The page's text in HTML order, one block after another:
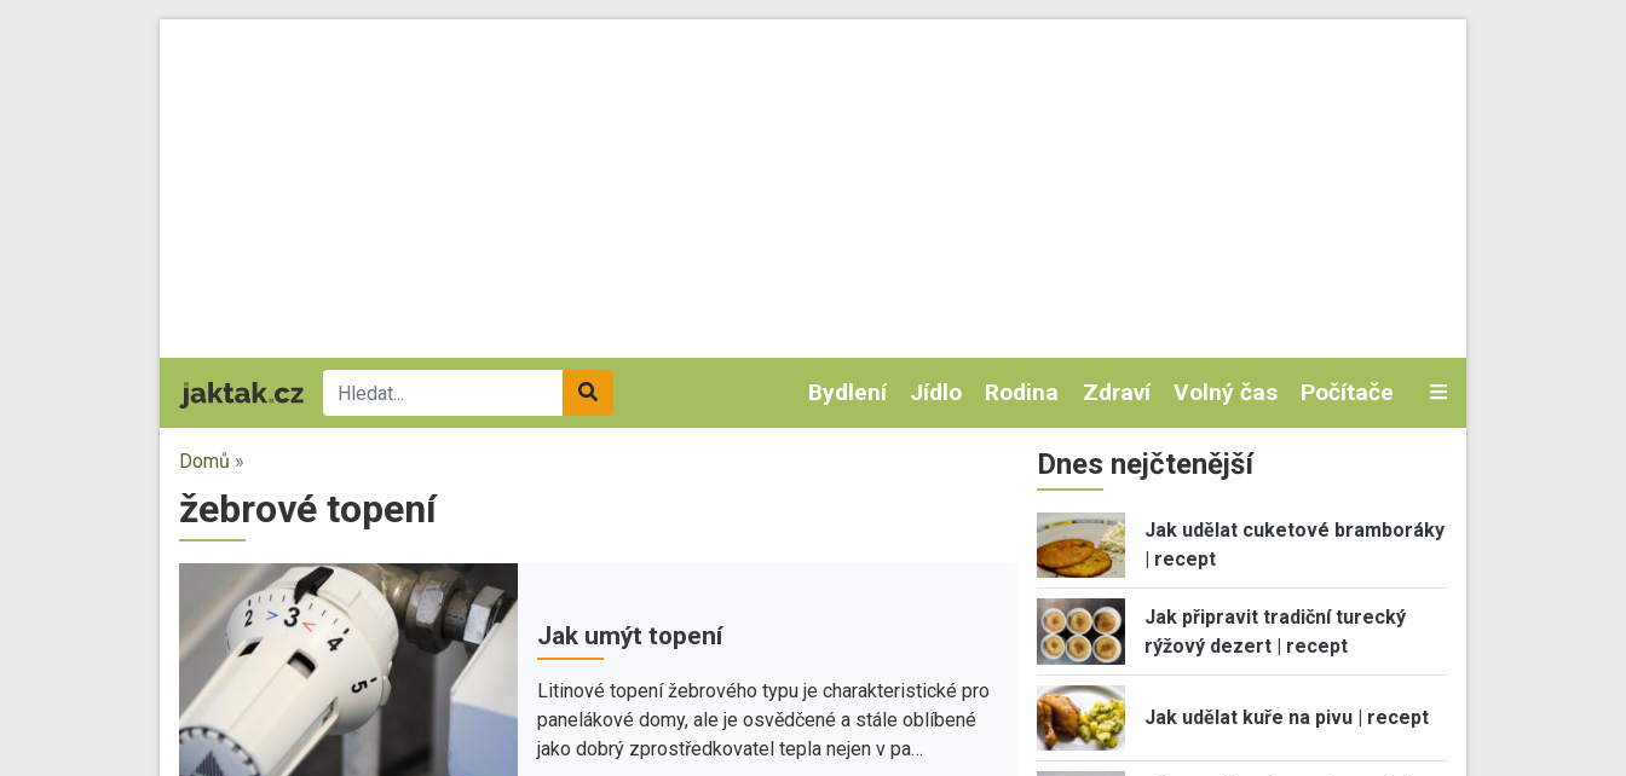
Bydlení Jídlo Rodina Zdraví Volný čas Počítače
Domů »
žebrové topení
Jak umýt topení
Litinové topení žebrového typu je charakteristické pro
panelákové domy, ale je osvědčené a stále oblíbené
jako dobrý zprostředkovatel tepla nejen v pa…
Dnes nejčtenější
Jak udělat cuketové bramboráky
| recept
Jak připravit tradiční turecký
rýžový dezert | recept
Jak udělat kuře na pivu | recept